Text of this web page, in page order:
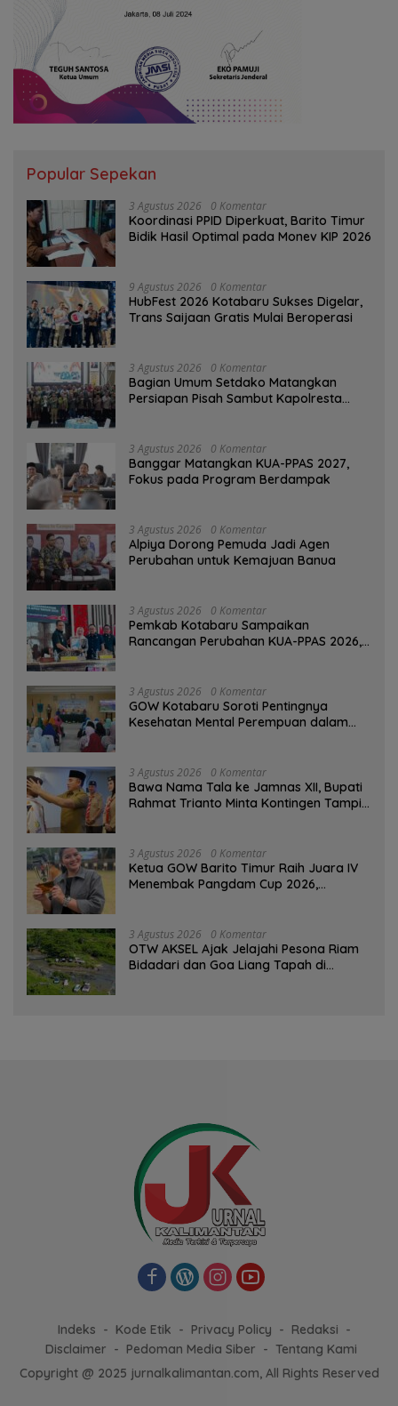
Popular Sepekan
3 Agustus 2026 0 Komentar
Koordinasi PPID Diperkuat, Barito Timur
Bidik Hasil Optimal pada Monev KIP 2026
9 Agustus 2026 0 Komentar
HubFest 2026 Kotabaru Sukses Digelar,
Trans Saijaan Gratis Mulai Beroperasi
3 Agustus 2026 0 Komentar
Bagian Umum Setdako Matangkan
Persiapan Pisah Sambut Kapolresta
3 Agustus 2026 0 Komentar
‎Banggar Matangkan KUA-PPAS 2027,
Fokus pada Program Berdampak
3 Agustus 2026 0 Komentar
‎Alpiya Dorong Pemuda Jadi Agen
Perubahan untuk Kemajuan Banua ‎
3 Agustus 2026 0 Komentar
Pemkab Kotabaru Sampaikan
Rancangan Perubahan KUA-PPAS 2026,
3 Agustus 2026 0 Komentar
GOW Kotabaru Soroti Pentingnya
Kesehatan Mental Perempuan dalam
3 Agustus 2026 0 Komentar
Bawa Nama Tala ke Jamnas XII, Bupati
Rahmat Trianto Minta Kontingen Tampil
3 Agustus 2026 0 Komentar
Ketua GOW Barito Timur Raih Juara IV
Menembak Pangdam Cup 2026,
3 Agustus 2026 0 Komentar
OTW AKSEL Ajak Jelajahi Pesona Riam
Bidadari dan Goa Liang Tapah di
Indeks Kode Etik Privacy Policy
Redaksi
Disclaimer
Pedoman Media Siber
Tentang Kami
Copyright @ 2025 jurnalkalimantan.com, All Rights Reserved